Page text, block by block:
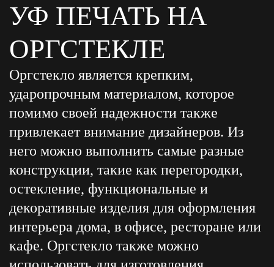
УФ ПЕЧАТЬ НА
ОРГСТЕКЛЕ
Оргстекло является крепким,
ударопрочным материалом, которое
помимо своей надежности также
привлекает внимание дизайнеров. Из
него можно выполнить самые разные
конструкции, такие как перегородки,
остекление, функциональные и
декоративные изделия для оформления
интерьера дома, в офисе, ресторане или
кафе. Оргстекло также можно